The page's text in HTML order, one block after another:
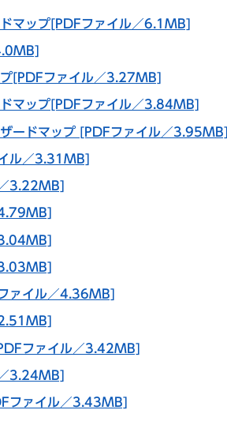
マップ[PDFファイル／6.1MB]
[PDFファイル／3.27MB]
マップ[PDFファイル／3.84MB]
ードマップ [PDFファイル／3.95MB]
ル／3.31MB]
3.22MB]
ァイル／4.36MB]
ファイル／3.42MB]
3.24MB]
ファイル／3.43MB]